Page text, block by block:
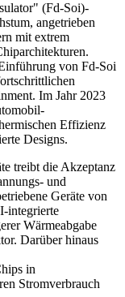
(Fd-Soi)-
angetrieben
mit extrem
von Fd-Soi
Im Jahr 2023
Effizienz
Designs.
treibt die Akzeptanz
und
Geräte von
integrierte
Wärmeabgabe
Darüber hinaus
in
Stromverbrauch